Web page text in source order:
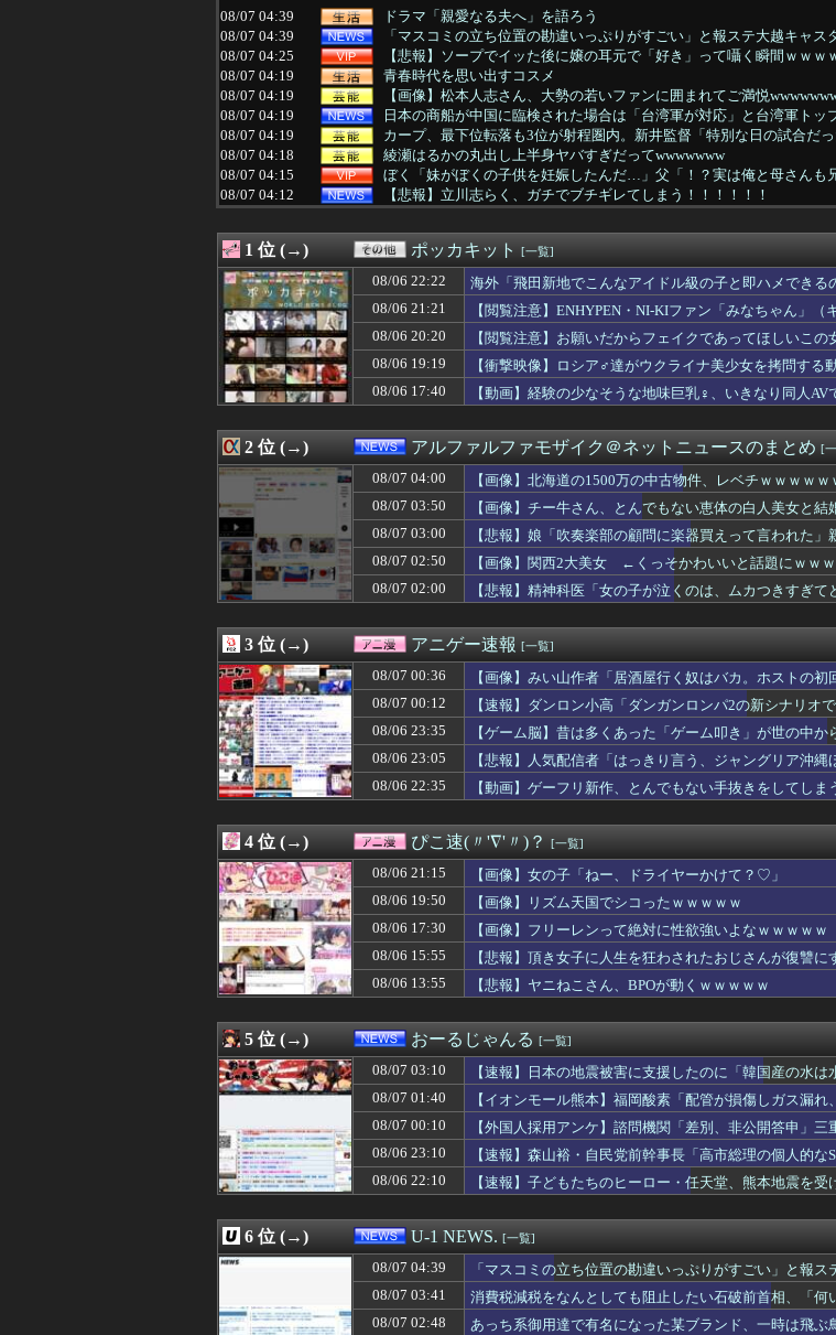
08/07 04:39
ドラマ「親愛なる夫へ」を語ろう
08/07 04:39
「マスコミの立ち位置の勘違いっぷりがすごい」と報ステ大越キャス
08/07 04:25
【悲報】ソープでイッた後に嬢の耳元で「好き」って囁く瞬間ｗｗｗ
08/07 04:19
青春時代を思い出すコスメ
08/07 04:19
【画像】松本人志さん、大勢の若いファンに囲まれてご満悦
08/07 04:19
日本の商船が中国に臨検された場合は「台湾軍が対応」と台湾軍トッ
08/07 04:19
カープ、最下位転落も3位が射程圏内。新井監督「特別な日の試合だ
08/07 04:18
綾瀬はるかの丸出し上半身ヤバすぎだってwwwwwww
08/07 04:15
ぼく「妹がぼくの子供を妊娠したんだ…」父「！？実は俺と母さんも
08/07 04:12
【悲報】立川志らく、ガチでブチギレてしまう！！！！！！
08/07 04:10
【悲報】加藤小夏(おなつ)「演技中に惚れてしまった俳優がいる」
08/07 04:05
【画像】ボスJK、撮られるｗｗｗｗｗｗｗｗｗｗ
08/07 04:05
ケガが多かったプロ野球選手※多村仁志禁止
08/07 04:05
【衝撃】きゃりーぱみゅぱみゅ 本名をさらりと告白
08/07 04:05
取り放題でてんこ盛りにしてるのはまあ見かけるが持ち帰りはなしで
08/07 04:05
フラれるじゃなく、フる側の曲
08/07 04:05
【画像】エチビデ女優さん、番組の企画でハッスルしすぎてしまうｗ
08/07 04:03
【画像】森香澄さんのJK姿😍ｗｗ😍ｗ😍ｗｗｗ😍ｗｗｗｗｗｗ
08/07 04:01
【ウマ娘】アイちゃんとフサパンの水着、DKPIとDKPIが触れてる構
08/07 04:00
もこうのKICK・Youtube配信にもNightbotみたいなコメント制御ツ...
08/07 04:00
【画像】北海道の1500万の中古物件、レベチｗｗｗｗｗｗｗｗｗｗｗ
08/07 04:00
【ウマ娘】今日はボサボサな忠犬ミラ公たち
08/07 04:00
【ラブライブ！】🌙🐈‍⬛「うちのオタクは社畜かボンボン」（世界の
08/07 03:57
合コンで出会った超しつこい男にブチギレて帰宅。それから3ヶ月、突
08/07 03:55
三重県警察 鈴鹿サーキットでパレード走行訓練中だった白バイが転
08/07 03:51
SpaceX、米国防関連技術保護を重視し供給連鎖から中国系を完全排
08/07 03:50
【画像】チー牛さん、とんでもない恵体の白人美女と結婚してしまう
08/07 03:50
【絶望】里帰り出産中の嫁と険悪…もう会わずに離婚したくなった理
08/07 03:39
子の保育園バザーに出そうと思っていた物をダンボール箱ごと持って
08/07 03:39
【ククパ】味付けがケチャップ、タイトルがスイーツ臭…。クックパ
08/07 03:39
小梨の私へ嫌味言ってたトメが、標的をコトメに変えた→トメ「いつ
08/07 03:38
やってみたいバイト
08/07 03:34
【画像】Ado、おっぱいが小さい。【朗悲報】
08/07 03:33
【興奮】発情期の嫁のマ○コをチ◯コで擦りまくった結果ｗｗｗｗｗ
08/07 03:32
【画像】ワイ、女性に手を褒められてめっちゃ嬉しかった
08/07 03:30
「サウダージ」とかいうサウダージでしか聞いたことない言葉ｗｗｗ
08/07 03:30
【画像】5億円を目の前にした吉岡里帆の顔ｗｗｗｗｗ
08/07 03:26
【画像】 こんなだらしない体型の女子が好きなやついる？
08/07 03:25
【悲報】格安ピンサロ行ってきたらｗｗｗｗｗｗｗｗｗｗｗwwww
08/07 03:19
大人になってから共感できなくなったキャラ
08/07 03:18
ベランダで緑色で赤いくちばしの中型のインコを保護。ご近所あたり
08/07 03:18
恋愛相談してくる職場の後輩(♀)に、勝手に不倫相手（本命）にされた
08/07 03:18
【すごい話】余命半年と言われてたがウワキ夫捨てて義両親の介護や
08/07 03:15
ラブホあるあるWVW
08/07 03:12
【悲報】共同通信、ガチで逝く・・・・・・
08/07 03:11
【必見動画】熊本総合病院 地震発生時の手術室の映像が色んな意味で
08/07 03:10
【速報】日本の地震被害に支援したのに「韓国産の水は水洗トイレに
08/07 03:09
【VCR RUST】葛葉達：7日目｜あまりに生々しすぎる陰キャムーブで
08/07 03:09
【子供】結局何歳差がベスト？？
08/07 03:09
米穀商社の木徳神糧、4-6月期経常利益が前年同期比97.7％減の0.7億円
【画像】ダンス部さん、公式SNSで部員のエ○チな動画をあげてしまっ
08/07 03:03
【朗報】「誰からも好かれる主人公」の特徴、ガチで決まるｗｗｗｗ
08/07 03:03
【悲報】ワイ、上司、新入社員がスタバでパソコンやって企業秘密漏
08/07 03:03
【驚愕】サッカー王国ブラジルで進むサッカー離れ 36％が「関心な
08/07 03:01
【ウマ娘】昔の水着がそのまま入るジャーニー…まるで成長していな
08/07 03:00
【天文】「系外衛星」を史上初めて発見か--しかし「衛星」の定義を揺
08/07 03:00
【悲報】娘「吹奏楽部の顧問に楽器買えって言われた」親「いくらな
08/07 03:00
【ラブライブ！】BLｺｽﾞｶﾎ…？🐉【蓮ノ空】
【画像】一番手Vグループはマジでこういう男とのコラボも解禁した
08/07 03:00
【朗報】プチプチで有名な川上産業、社名を「プチプチ株式会社」に
08/07 03:00
◆悲報◆韓国警察、韓国代表前監督を任意聴取…業務上背任などの容
1 位 (→) ポッカキット [一覧]
08/06 22:22
海外「飛田新地でこんなアイドル級の子と即ハメでき
08/06 21:21
【閲覧注意】ENHYPEN・NI-KIファン「みなちゃん」
08/06 20:20
【閲覧注意】お願いだからフェイクであってほしいこ
08/06 19:19
【衝撃映像】ロシア♂達がウクライナ美少女を拷問する
08/06 17:40
【動画】経験の少なそうな地味巨乳♀、いきなり同人
2 位 (→) アルファルファモザイク＠ネットニュースのまとめ [
08/07 04:00
【画像】北海道の1500万の中古物件、レベチｗｗｗｗ
08/07 03:50
【画像】チー牛さん、とんでもない恵体の白人美女と
08/07 03:00
【悲報】娘「吹奏楽部の顧問に楽器買えって言われた」
08/07 02:50
【画像】関西2大美女 ←くっそかわいいと話題にｗｗｗ
08/07 02:00
【悲報】精神科医「女の子が泣くのは、ムカつきすぎて
3 位 (→) アニゲー速報 [一覧]
08/07 00:36
【画像】みい山作者「居酒屋行く奴はバカ。ホストの
08/07 00:12
【速報】ダンロン小高「ダンガンロンパ2の新シナリオ
08/06 23:35
【ゲーム脳】昔は多くあった「ゲーム叩き」が世の中
08/06 23:05
【悲報】人気配信者「はっきり言う、ジャングリア沖
08/06 22:35
【動画】ゲーフリ新作、とんでもない手抜きをしてしま
4 位 (→) ぴこ速(〃'∇'〃)？ [一覧]
08/06 21:15
【画像】女の子「ねー、ドライヤーかけて？♡」
08/06 19:50
【画像】リズム天国でシコったｗｗｗｗｗ
08/06 17:30
【画像】フリーレンって絶対に性欲強いよなｗｗｗｗｗ
08/06 15:55
【悲報】頂き女子に人生を狂わされたおじさんが復讐
08/06 13:55
【悲報】ヤニねこさん、BPOが動くｗｗｗｗｗ
5 位 (→) おーるじゃんる [一覧]
08/07 03:10
【速報】日本の地震被害に支援したのに「韓国産の水は
08/07 01:40
【イオンモール熊本】福岡酸素「配管が損傷しガス漏
08/07 00:10
【外国人採用アンケ】諮問機関「差別、非公開答申」
08/06 23:10
【速報】森山裕・自民党前幹事長「高市総理の個人的な
08/06 22:10
【速報】子どもたちのヒーロー・任天堂、熊本地震を
6 位 (→) U-1 NEWS. [一覧]
08/07 04:39
「マスコミの立ち位置の勘違いっぷりがすごい」と報
せようという思惑がひしひしと
08/07 03:41
消費税減税をなんとしても阻止したい石破前首相、「
08/07 02:48
あっち系御用達で有名になった某ブランド、一時は飛